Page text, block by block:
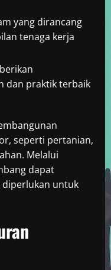
yang dirancang
tenaga kerja
dan praktik terbaik
seperti pertanian,
Melalui
dapat
diperlukan untuk